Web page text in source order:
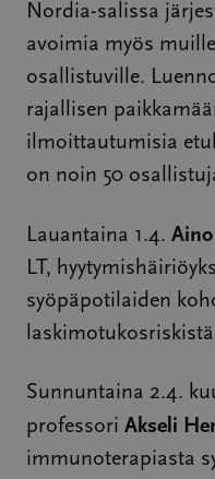
Nordia-salissa
avoimia myös
osallistuville.
rajallisen
ilmoittautumisia
on noin 50
Lauantaina 1.4.
LT,
syöpäpotilaiden
Sunnuntaina 2.4.
professori Akseli
immunoterapiasta